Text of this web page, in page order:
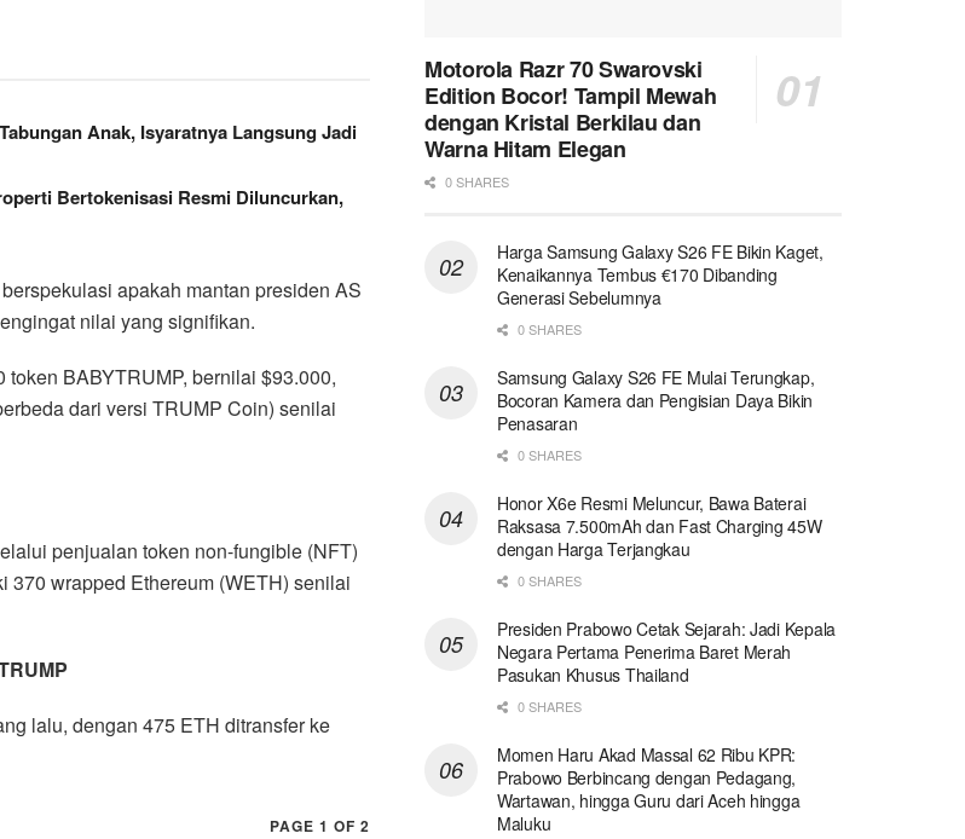
Anak, Isyaratnya Langsung Jadi
Bertokenisasi Resmi Diluncurkan,
apakah mantan presiden AS
nilai yang signifikan.
BABYTRUMP, bernilai $93.000,
dari versi TRUMP Coin) senilai
penjualan token non-fungible (NFT)
370 wrapped Ethereum (WETH) senilai
lalu, dengan 475 ETH ditransfer ke
PAGE 1 OF 2
Motorola Razr 70 Swarovski
Edition Bocor! Tampil Mewah
dengan Kristal Berkilau dan
Warna Hitam Elegan
0 SHARES
Harga Samsung Galaxy S26 FE Bikin Kaget,
Kenaikannya Tembus €170 Dibanding
Generasi Sebelumnya
0 SHARES
Samsung Galaxy S26 FE Mulai Terungkap,
Bocoran Kamera dan Pengisian Daya Bikin
Penasaran
0 SHARES
Honor X6e Resmi Meluncur, Bawa Baterai
Raksasa 7.500mAh dan Fast Charging 45W
dengan Harga Terjangkau
0 SHARES
Presiden Prabowo Cetak Sejarah: Jadi Kepala
Negara Pertama Penerima Baret Merah
Pasukan Khusus Thailand
0 SHARES
Momen Haru Akad Massal 62 Ribu KPR:
Prabowo Berbincang dengan Pedagang,
Wartawan, hingga Guru dari Aceh hingga
Maluku